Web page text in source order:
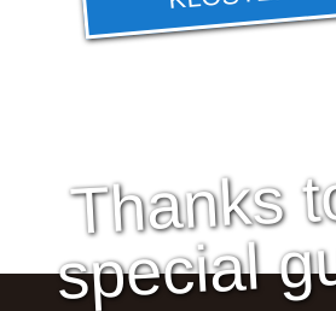
Thanks
special